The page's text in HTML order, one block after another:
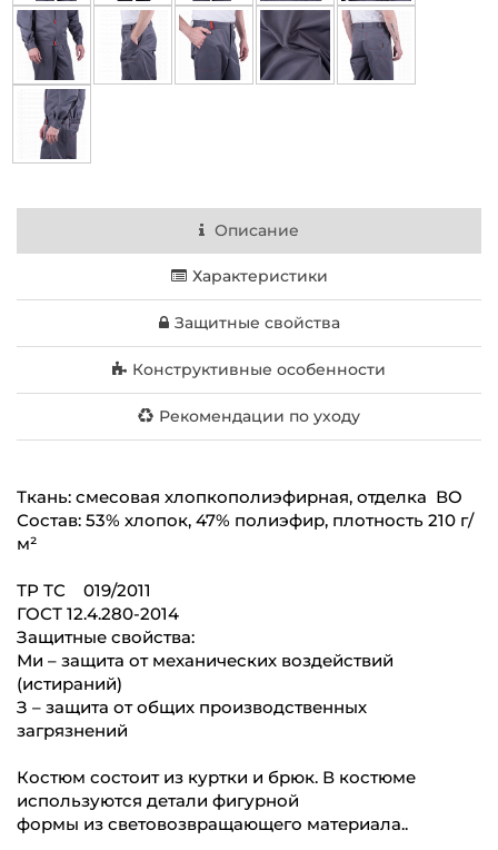
Описание
Характеристики
Защитные свойства
Конструктивные особенности
Рекомендации по уходу
Ткань: смесовая хлопкополиэфирная, отделка ВО
Состав: 53% хлопок, 47% полиэфир, плотность 210 г/
м²
ТР ТС 019/2011
ГОСТ 12.4.280-2014
Защитные свойства:
Ми – защита от механических воздействий
(истираний)
З – защита от общих производственных
загрязнений
Костюм состоит из куртки и брюк. В костюме
используются детали фигурной
формы из световозвращающего материала..